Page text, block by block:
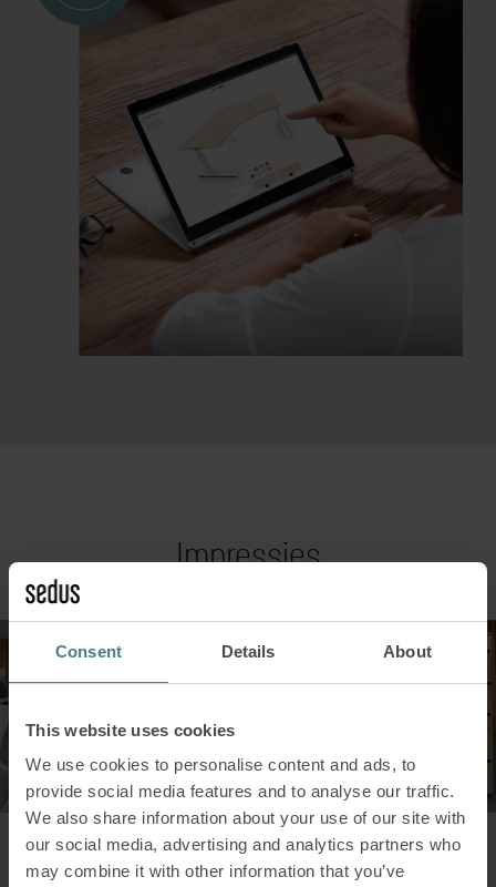
Consent Details About
This website uses cookies
We use cookies to personalise content and ads, to
provide social media features and to analyse our traffic.
We also share information about your use of our site with
our social media, advertising and analytics partners who
may combine it with other information that you’ve
Impressies